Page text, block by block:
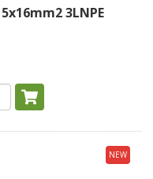
3LNPE
NEW